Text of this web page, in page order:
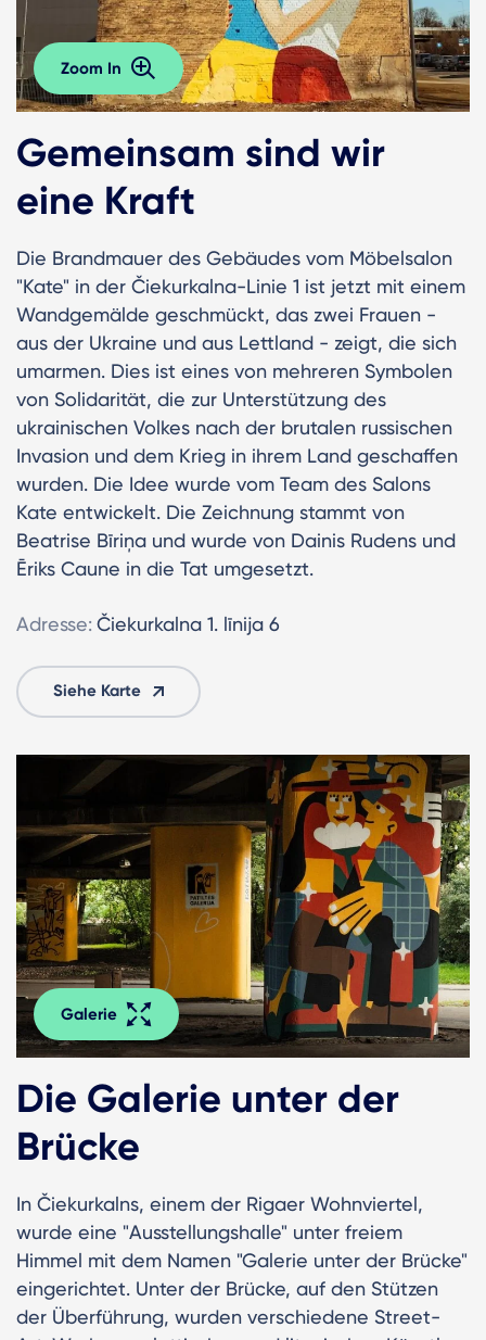
Zoom In
Gemeinsam sind wir
eine Kraft
Die Brandmauer des Gebäudes vom Möbelsalon
"Kate" in der Čiekurkalna-Linie 1 ist jetzt mit einem
Wandgemälde geschmückt, das zwei Frauen -
aus der Ukraine und aus Lettland - zeigt, die sich
umarmen. Dies ist eines von mehreren Symbolen
von Solidarität, die zur Unterstützung des
ukrainischen Volkes nach der brutalen russischen
Invasion und dem Krieg in ihrem Land geschaffen
wurden. Die Idee wurde vom Team des Salons
Kate entwickelt. Die Zeichnung stammt von
Beatrise Bīriņa und wurde von Dainis Rudens und
Ēriks Caune in die Tat umgesetzt.
Adresse: Čiekurkalna 1. līnija 6
Siehe Karte
Galerie
Die Galerie unter der
Brücke
In Čiekurkalns, einem der Rigaer Wohnviertel,
wurde eine "Ausstellungshalle" unter freiem
Himmel mit dem Namen "Galerie unter der Brücke"
eingerichtet. Unter der Brücke, auf den Stützen
der Überführung, wurden verschiedene Street-